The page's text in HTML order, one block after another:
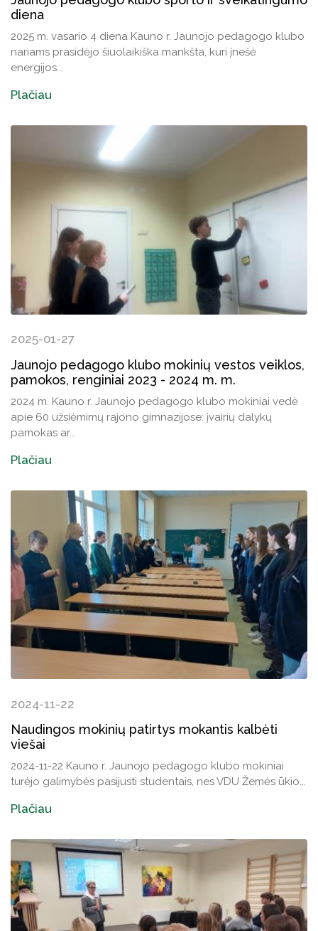
diena
2025 m. vasario 4 diena Kauno r. Jaunojo pedagogo klubo
nariams prasidėjo šiuolaikiška mankšta, kuri įnešė
energijos...
Plačiau
2025-01-27
Jaunojo pedagogo klubo mokinių vestos veiklos,
pamokos, renginiai 2023 - 2024 m. m.
2024 m. Kauno r. Jaunojo pedagogo klubo mokiniai vedė
apie 60 užsiėmimų rajono gimnazijose: įvairių dalykų
pamokas ar...
Plačiau
2024-11-22
Naudingos mokinių patirtys mokantis kalbėti
viešai
2024-11-22 Kauno r. Jaunojo pedagogo klubo mokiniai
turėjo galimybės pasijusti studentais, nes VDU Žemės ūkio...
Plačiau